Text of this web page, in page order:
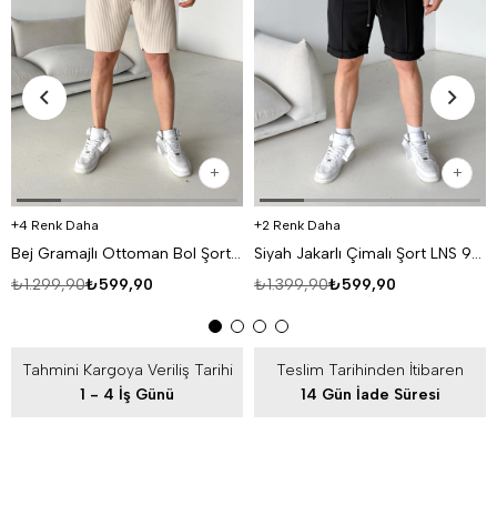
4 Renk Daha
Bej Gramajlı Ottoman Bol Şort 93093 LNS
₺599,90
₺1.299,90
2 Renk Daha
Siyah Jakarlı Çimalı Şort LNS 93056
₺599,90
₺1.399,90
Tahmini Kargoya Veriliş Tarihi
1 - 4 İş Günü
Teslim Tarihinden İtibaren
14 Gün İade Süresi